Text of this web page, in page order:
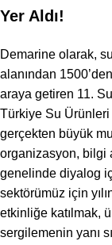
Yer Aldı!
Demarine olarak,
alanından
araya getiren 11.
Türkiye Su Ürünleri
gerçekten büyük
organizasyon, bilgi
genelinde diyalog
sektörümüz için
etkinliğe katılmak,
sergilemenin yanı